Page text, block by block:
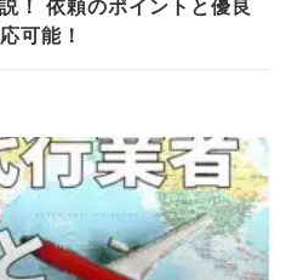
！ 依頼のポイントと優良
可能！